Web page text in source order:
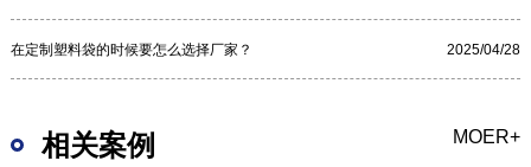
在定制塑料袋的时候要怎么选择厂家？ 2025/04/28
相关案例 MOER+